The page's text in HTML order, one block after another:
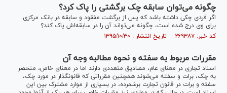
چگونه می‌توان سابقه چک برگشتی را پاک کرد؟
اگر فردی چکی داشته باشد که پس از برگشت مفقود و سابقه در بانک مرکزی
برای وی درج شده است، چگونه می‌تواند آن را در سابقه‌اش پاک کند؟
کد خبر: ۲۶۹۳۸۷ تاریخ انتشار : ۱۳۹۵/۱۰/۳۰
مقررات مربوط به سفته و نحوه مطالبه وجه آن
اسناد تجاری در معنای عام، مصادیق متعددی دارند اما در معنای خاص، منحصر
به چک، برات و سفته می‌شوند همچنین مقرراتی که قانونگذار در مورد چک،
سفته و برات در قانون تجارت برشمرده، در بسیاری از موارد مشترک بین این